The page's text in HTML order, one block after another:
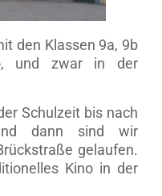
den Klassen 9a, 9b
und zwar in der
Schulzeit bis nach
dann sind wir
gelaufen.
Kino in der